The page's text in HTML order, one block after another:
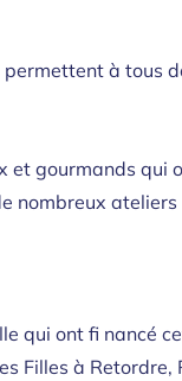
à tous
et gourmands
nombreux
qui ont fi nancé
Filles à